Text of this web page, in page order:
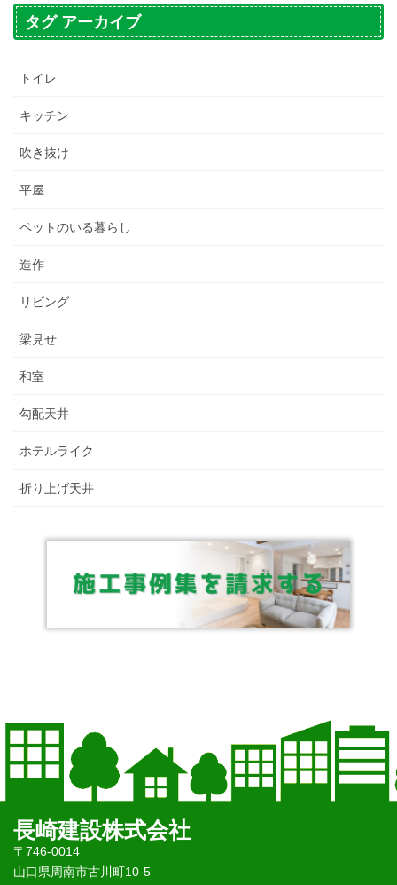
タグ アーカイブ
トイレ
キッチン
吹き抜け
平屋
ペットのいる暮らし
造作
リビング
梁見せ
和室
勾配天井
ホテルライク
折り上げ天井
長崎建設株式会社
〒746-0014
山口県周南市古川町10-5